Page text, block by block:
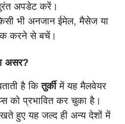
अपडेट करें।
भी अनजान ईमेल, मैसेज या
करने से बचें।
असर?
है कितुर्कीमें यह मैलवेयर
को प्रभावित कर चुका है।
हुए यह जल्द ही अन्य देशों में